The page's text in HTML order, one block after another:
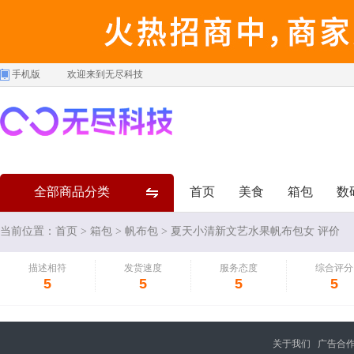
手机版 欢迎来到无尽科技
全部商品分类 首页 美食 箱包 数
当前位置： 首页 > 箱包 > 帆布包 > 夏天小清新文艺水果帆布包女 评价
描述相符
5
发货速度
5
服务态度
5
综合评分
5
关于我们 广告合